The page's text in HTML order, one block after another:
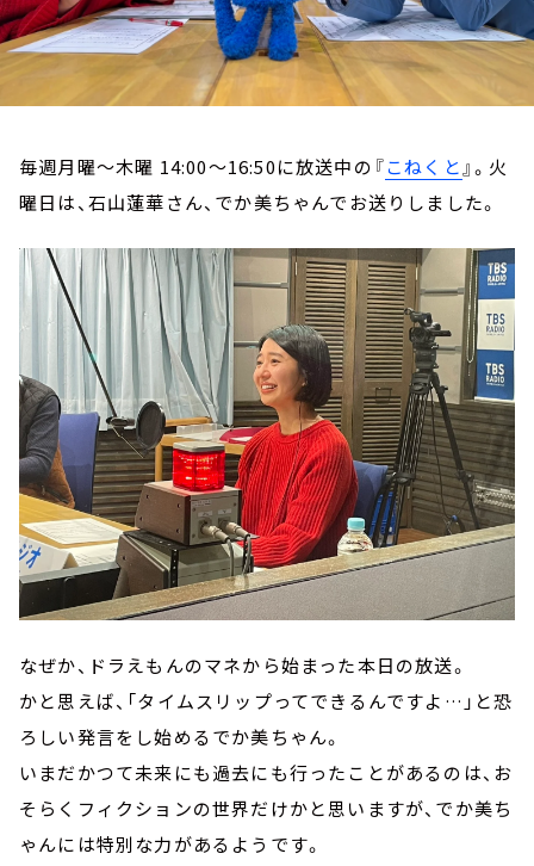
毎週月曜～木曜 14:00～16:50に放送中の『こねくと』。火
曜日は、石山蓮華さん、でか美ちゃんでお送りしました。
なぜか、ドラえもんのマネから始まった本日の放送。
かと思えば、「タイムスリップってできるんですよ…」と恐
ろしい発言をし始めるでか美ちゃん。
いまだかつて未来にも過去にも行ったことがあるのは、お
そらくフィクションの世界だけかと思いますが、でか美ち
ゃんには特別な力があるようです。